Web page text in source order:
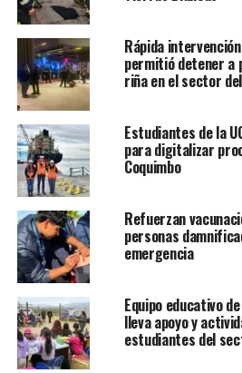
Rápida
permitió detener
riña en el sector
Estudiantes de la
para digitalizar
Coquimbo
Refuerzan
personas
emergencia
Equipo educativo
lleva apoyo y
estudiantes del